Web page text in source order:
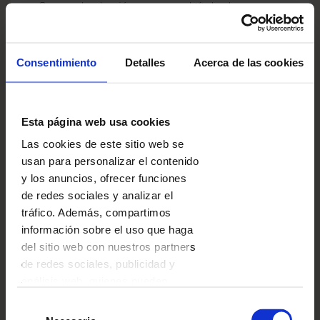
Consentimiento Detalles Acerca de las cookies
Esta página web usa cookies
Las cookies de este sitio web se
usan para personalizar el contenido
y los anuncios, ofrecer funciones
de redes sociales y analizar el
tráfico. Además, compartimos
información sobre el uso que haga
del sitio web con nuestros partners
de redes sociales, publicidad y
análisis web, quienes pueden
que les haya proporcionado o que
• Comprobad quién merece el título de
Campeón de la Memorización y sabe cantar
de villancicos y canciones navideñas.
ideas para fotos navideñas).